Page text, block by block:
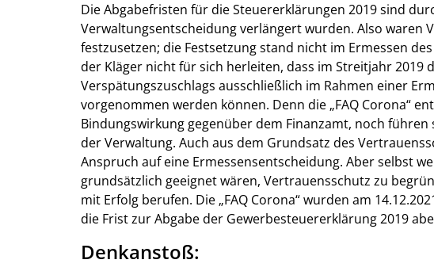
Die Abgabefristen für die Steuererklärungen 2019 sind
Verwaltungsentscheidung verlängert wurden. Also waren
festzusetzen; die Festsetzung stand nicht im Ermessen
der Kläger nicht für sich herleiten, dass im Streitjahr 2019
Verspätungszuschlags ausschließlich im Rahmen einer
vorgenommen werden können. Denn die „FAQ Corona“
Bindungswirkung gegenüber dem Finanzamt, noch
der Verwaltung. Auch aus dem Grundsatz des
Anspruch auf eine Ermessensentscheidung. Aber selbst
grundsätzlich geeignet wären, Vertrauensschutz zu
mit Erfolg berufen. Die „FAQ Corona“ wurden am
die Frist zur Abgabe der Gewerbesteuererklärung 2019
Denkanstoß: